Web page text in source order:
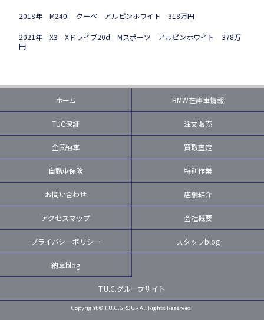
2018年 M240i クーペ アルピンホワイト 318万円
2021年 X3 Xドライブ20d Mスポーツ アルピンホワイト 378万
円
ホーム BMW在庫車情報
TUC保証 注文販売
全国納車 買取査定
自動車保険 特別作業
お問い合わせ 店舗紹介
アクセスマップ 会社概要
プライバシーポリシー スタッフblog
納車blog
T.U.C.グループサイト
Copyright © T.U.C.GROUP All Rights Reserved.